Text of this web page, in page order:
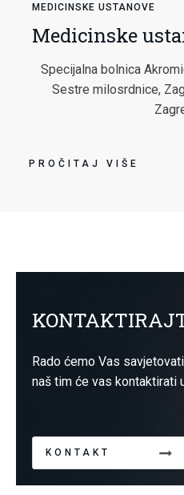
MEDICINSKE USTANOVE
Medicinske
Specijalna bolnica
Sestre milosrdnice,
PROČITAJ VIŠE
Rado ćemo Vas
naš tim će vas kontaktirati
KONTAKT